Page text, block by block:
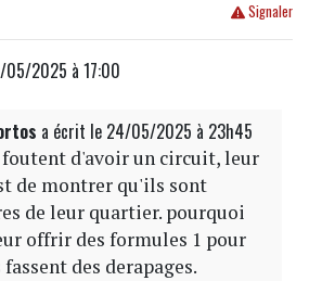
Signaler
05/2025 à 17:00
a écrit le 24/05/2025 à 23h45
foutent d'avoir un circuit, leur
de montrer qu'ils sont
de leur quartier. pourquoi
offrir des formules 1 pour
des derapages.